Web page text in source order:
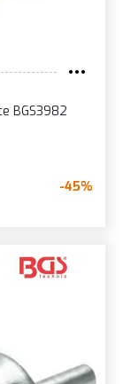
BGS3982
-45%